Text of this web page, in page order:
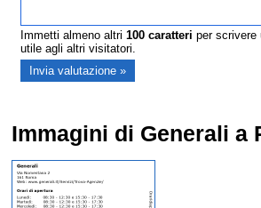
Immetti almeno altri100 caratteri per scrivere
utile agli altri visitatori.
Immagini di Generali a